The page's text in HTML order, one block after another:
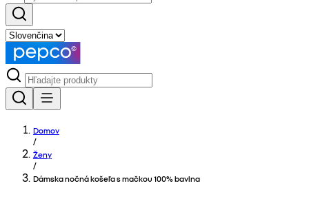
Domov
/
Ženy
/
Dámska nočná košeľa s mačkou 100% bavlna